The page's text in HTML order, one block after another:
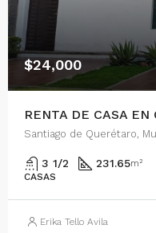
$24,000
RENTA DE CASA EN
3 1/2 231.65m²
CASAS
Erika Tello Avila